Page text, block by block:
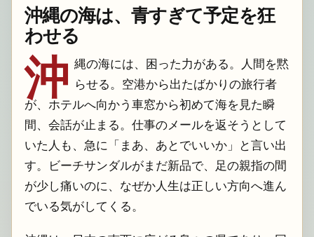
沖縄の海は、青すぎて予定を狂
わせる
沖 縄の海には、困った力がある。人間を黙
らせる。空港から出たばかりの旅行者
が、ホテルへ向かう車窓から初めて海を見た瞬
間、会話が止まる。仕事のメールを返そうとして
いた人も、急に「まあ、あとでいいか」と言い出
す。ビーチサンダルがまだ新品で、足の親指の間
が少し痛いのに、なぜか人生は正しい方向へ進ん
でいる気がしてくる。